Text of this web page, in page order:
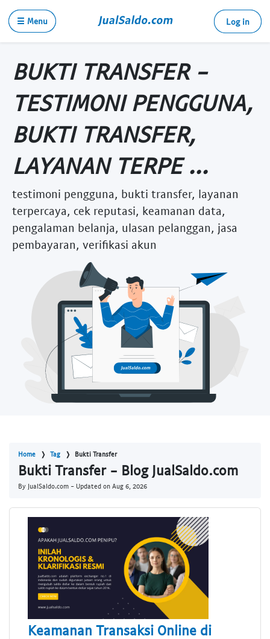
☰ Menu Log in
BUKTI TRANSFER -
TESTIMONI PENGGUNA,
BUKTI TRANSFER,
LAYANAN TERPE ...
testimoni pengguna, bukti transfer, layanan
terpercaya, cek reputasi, keamanan data,
pengalaman belanja, ulasan pelanggan, jasa
pembayaran, verifikasi akun
Home Tag Bukti Transfer
Bukti Transfer - Blog JualSaldo.com
By JualSaldo.com - Updated on Aug 6, 2026
Keamanan Transaksi Online di